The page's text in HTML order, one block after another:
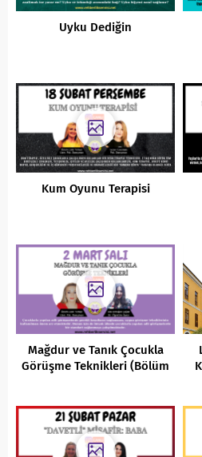
Uyku Dediğin
Kum Oyunu Terapisi
Mağdur ve Tanık Çocukla
Görüşme Teknikleri (Bölüm